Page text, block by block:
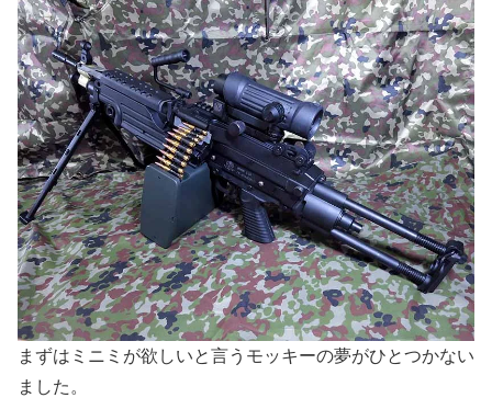
まずはミニミが欲しいと言うモッキーの夢がひとつかない
ました。